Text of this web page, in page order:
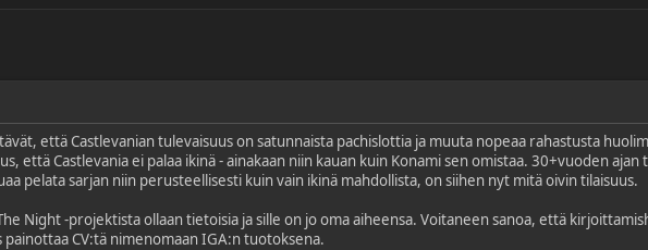
että Castlevanian tulevaisuus on satunnaista pachislottia ja muuta nopeaa rahastusta
että Castlevania ei palaa ikinä - ainakaan niin kauan kuin Konami sen omistaa. 30+vuoden
pelata sarjan niin perusteellisesti kuin vain ikinä mahdollista, on siihen nyt mitä oivin tilaisuus.
Night -projektista ollaan tietoisia ja sille on jo oma aiheensa. Voitaneen sanoa, että
painottaa CV:tä nimenomaan IGA:n tuotoksena.